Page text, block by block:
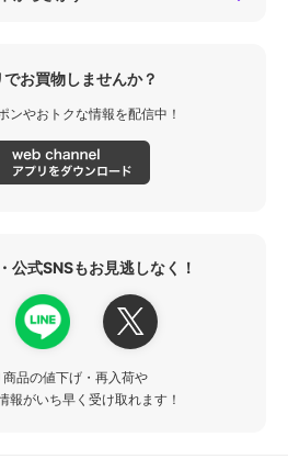
お買物しませんか？
ンやおトクな情報を配信中！
公式SNSもお見逃しなく！
商品の値下げ・再入荷や
報がいち早く受け取れます！